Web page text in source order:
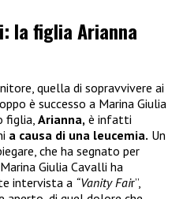
la figlia Arianna
quella di sopravvivere ai
è successo a Marina Giulia
figlia, Arianna, è infatti
a causa di una leucemia. Un
che ha segnato per
Giulia Cavalli ha
intervista a “Vanity Fair”,